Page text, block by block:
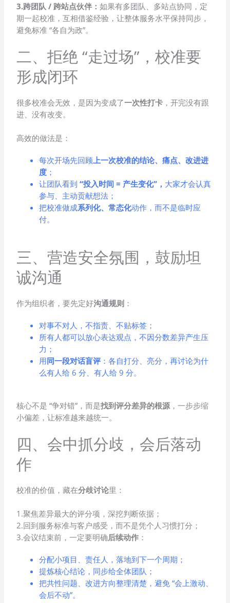
3.跨团队 / 跨站点伙伴：如果有多团队、多站点协同，定
期一起校准，互相借鉴经验，让整体服务水平保持同步，
避免标准 “各自为政”。
二、拒绝 “走过场”，校准要
形成闭环
很多校准会无效，是因为变成了一次性打卡 ，开完没有跟
进、没有改变。
高效的做法是：
每次开场先回顾 上一次校准的结论、痛点、改进进
度 ；
让团队看到 “投入时间 = 产生变化”， 大家才会认真
参与、主动贡献想法；
把校准做成系列化、常态化动作，而不是临时应
付。
三、营造安全氛围，鼓励坦
诚沟通
作为组织者，要先定好沟通规则 ：
对事不对人，不指责、不贴标签；
所有人都可以放心表达观点，不因分数差异产生压
力；
用同一段对话盲评 ：各自打分、亮分，再讨论为什
么有人给 6 分、有人给 9 分。
核心不是 “争对错”，而是找到评分差异的根源，一步步缩
小偏差，让标准越来越统一。
四、会中抓分歧，会后落动
作
校准的价值，藏在分歧讨论里：
1.聚焦差异最大的评分项，深挖判断依据；
2.回到服务标准与客户感受，而不是凭个人习惯打分；
3.会议结束前，一定要明确后续动作 ：
分配小项目、责任人，落地到下一个周期；
提炼核心结论，同步给全体团队；
把共性问题、改进方向整理清楚，避免 “会上激动、
会后不动”。